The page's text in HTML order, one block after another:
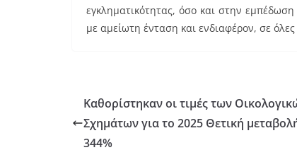
εγκληματικότητας, όσο και στην
με αμείωτη ένταση και ενδιαφέρον, σε
Καθορίστηκαν οι τιμές των
Σχημάτων για το 2025 Θετική
344%